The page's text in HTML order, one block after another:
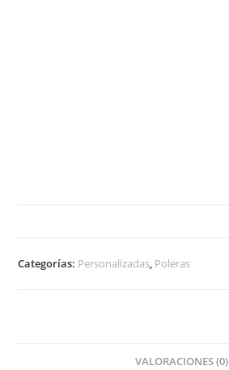
Categorías: Personalizadas, Poleras
VALORACIONES (0)